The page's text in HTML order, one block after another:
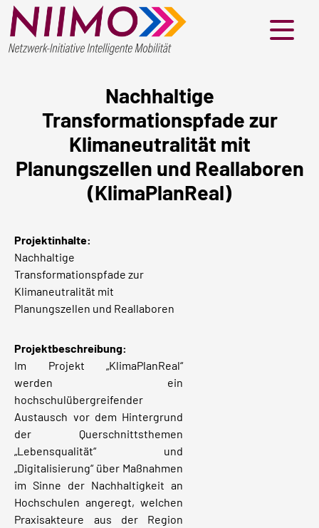
Menü
Nachhaltige
Transformationspfade zur
Klimaneutralität mit
Planungszellen und Reallaboren
(KlimaPlanReal)
Projektinhalte:
Nachhaltige
Transformationspfade zur
Klimaneutralität mit
Planungszellen und Reallaboren
Projektbeschreibung:
Im Projekt „KlimaPlanReal“
werden ein
hochschulübergreifender
Austausch vor dem Hintergrund
der Querschnittsthemen
„Lebensqualität“ und
„Digitalisierung“ über Maßnahmen
im Sinne der Nachhaltigkeit an
Hochschulen angeregt, welchen
Praxisakteure aus der Region